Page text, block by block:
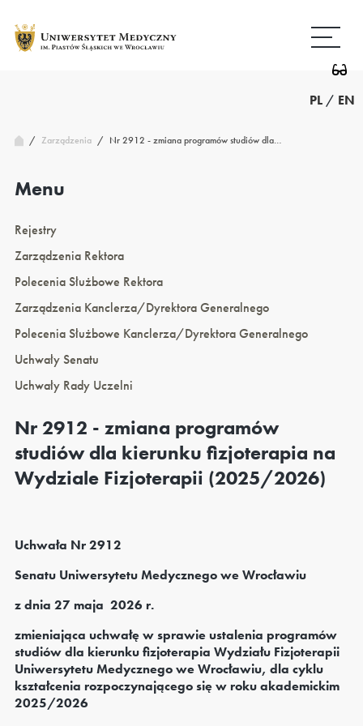
treści
strony
PL / EN
/ Zarządzenia / Nr 2912 - zmiana programów studiów dla…
Menu
Rejestry
Zarządzenia Rektora
Polecenia Służbowe Rektora
Zarządzenia Kanclerza/Dyrektora Generalnego
Polecenia Służbowe Kanclerza/Dyrektora Generalnego
Uchwały Senatu
Uchwały Rady Uczelni
Nr 2912 - zmiana programów
studiów dla kierunku fizjoterapia na
Wydziale Fizjoterapii (2025/2026)
Uchwała Nr 2912
Senatu Uniwersytetu Medycznego we Wrocławiu
z dnia 27 maja 2026 r.
zmieniająca uchwałę w sprawie ustalenia programów
studiów dla kierunku fizjoterapia Wydziału Fizjoterapii
Uniwersytetu Medycznego we Wrocławiu, dla cyklu
kształcenia rozpoczynającego się w roku akademickim
2025/2026